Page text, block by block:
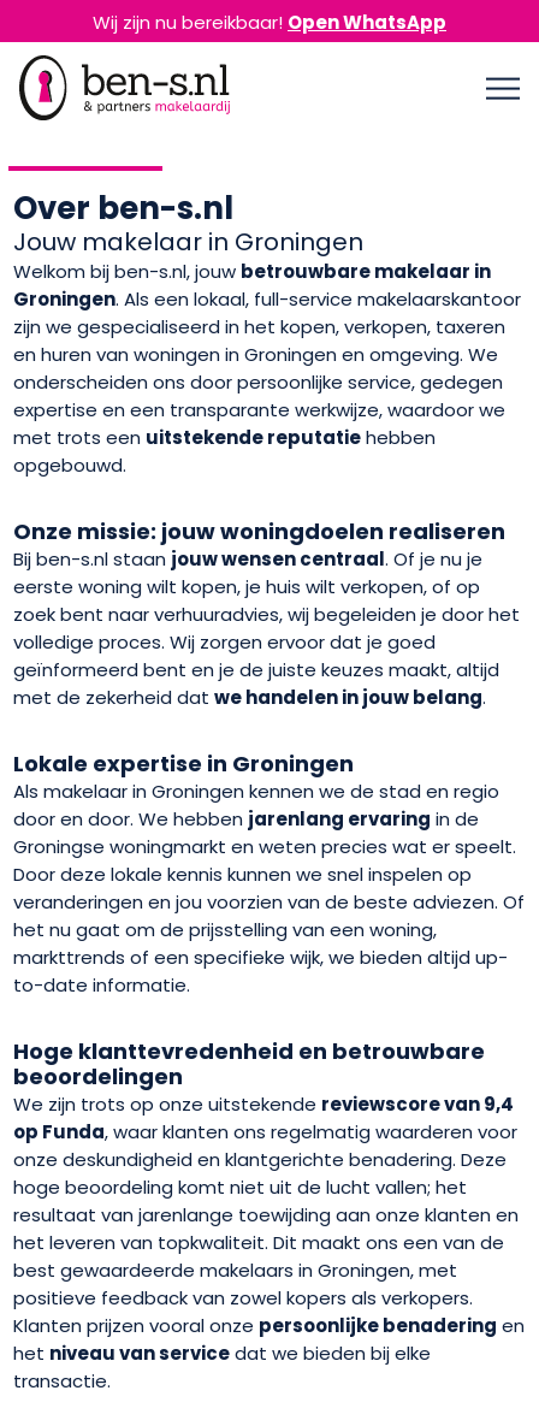
Wij zijn nu bereikbaar! Open WhatsApp
Over ben-s.nl
Jouw makelaar in Groningen
Welkom bij ben-s.nl, jouw betrouwbare makelaar in
Groningen. Als een lokaal, full-service makelaarskantoor
zijn we gespecialiseerd in het kopen, verkopen, taxeren
en huren van woningen in Groningen en omgeving. We
onderscheiden ons door persoonlijke service, gedegen
expertise en een transparante werkwijze, waardoor we
met trots een uitstekende reputatiehebben
opgebouwd.
Onze missie: jouw woningdoelen realiseren
Bij ben-s.nl staan jouw wensen centraal. Of je nu je
eerste woning wilt kopen, je huis wilt verkopen, of op
zoek bent naar verhuuradvies, wij begeleiden je door het
volledige proces. Wij zorgen ervoor dat je goed
geïnformeerd bent en je de juiste keuzes maakt, altijd
met de zekerheid datwe handelen in jouw belang.
Lokale expertise in Groningen
Als makelaar in Groningen kennen we de stad en regio
door en door. We hebben jarenlang ervaring in de
Groningse woningmarkt en weten precies wat er speelt.
Door deze lokale kennis kunnen we snel inspelen op
veranderingen en jou voorzien van de beste adviezen. Of
het nu gaat om de prijsstelling van een woning,
markttrends of een specifieke wijk, we bieden altijd up-
to-date informatie.
Hoge klanttevredenheid en betrouwbare
beoordelingen
We zijn trots op onze uitstekende reviewscore van 9,4
op Funda, waar klanten ons regelmatig waarderen voor
onze deskundigheid en klantgerichte benadering. Deze
hoge beoordeling komt niet uit de lucht vallen; het
resultaat van jarenlange toewijding aan onze klanten en
het leveren van topkwaliteit. Dit maakt ons een van de
best gewaardeerde makelaars in Groningen, met
positieve feedback van zowel kopers als verkopers.
Klanten prijzen vooral onze persoonlijke benadering en
het niveau van servicedat we bieden bij elke
transactie.